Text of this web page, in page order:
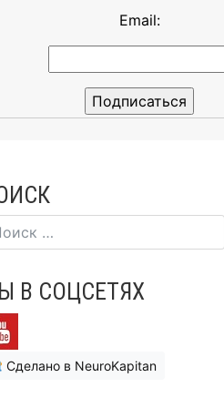
Email:
В СОЦСЕТЯХ
Сделано в NeuroKapitan